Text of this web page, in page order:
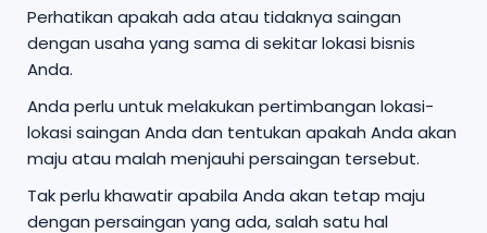
Perhatikan apakah ada atau tidaknya saingan
dengan usaha yang sama di sekitar lokasi bisnis
Anda.
Anda perlu untuk melakukan pertimbangan lokasi-
lokasi saingan Anda dan tentukan apakah Anda akan
maju atau malah menjauhi persaingan tersebut.
Tak perlu khawatir apabila Anda akan tetap maju
dengan persaingan yang ada, salah satu hal